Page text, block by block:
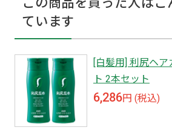
ています
[白髪用] 利尻ヘ
ト 2本セット
6,286円 (税込)